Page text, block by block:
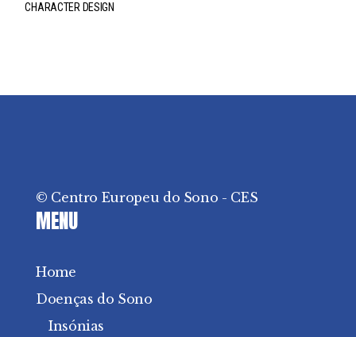
CHARACTER DESIGN
© Centro Europeu do Sono - CES
MENU
Home
Doenças do Sono
Insónias